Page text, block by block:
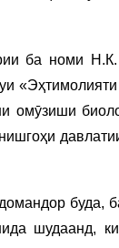
ба номи
омӯзиши
буда,
шудаанд,